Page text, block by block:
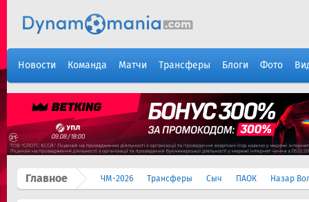
Новости Команда Матчи Трансферы Блоги Фото
Главное ЧМ-2026 Трансферы Сыч ПАОК Назар